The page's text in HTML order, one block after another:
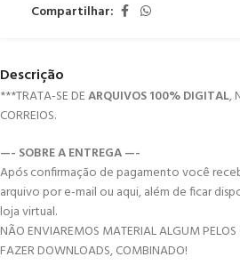
Compartilhar:
Descrição
***TRATA-SE DEARQUIVOS 100% DIGITAL,
CORREIOS.
—- SOBRE A ENTREGA —-
Após confirmação de pagamento você
arquivo por e-mail ou aqui, além de ficar
loja virtual.
NÃO ENVIAREMOS MATERIAL ALGUM PELOS
FAZER DOWNLOADS, COMBINADO!